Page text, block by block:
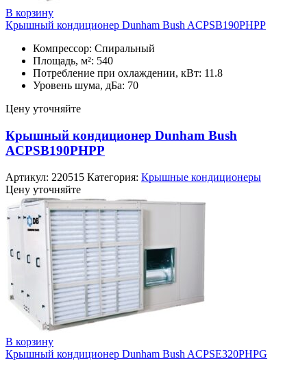
В корзину
Крышный кондиционер Dunham Bush ACPSB190PHPP
Компрессор: Спиральный
Площадь, м²: 540
Потребление при охлаждении, кВт: 11.8
Уровень шума, дБа: 70
Цену уточняйте
Крышный кондиционер Dunham Bush
ACPSB190PHPP
Артикул: 220515 Категория: Крышные кондиционеры
Цену уточняйте
В корзину
Крышный кондиционер Dunham Bush ACPSE320PHPG